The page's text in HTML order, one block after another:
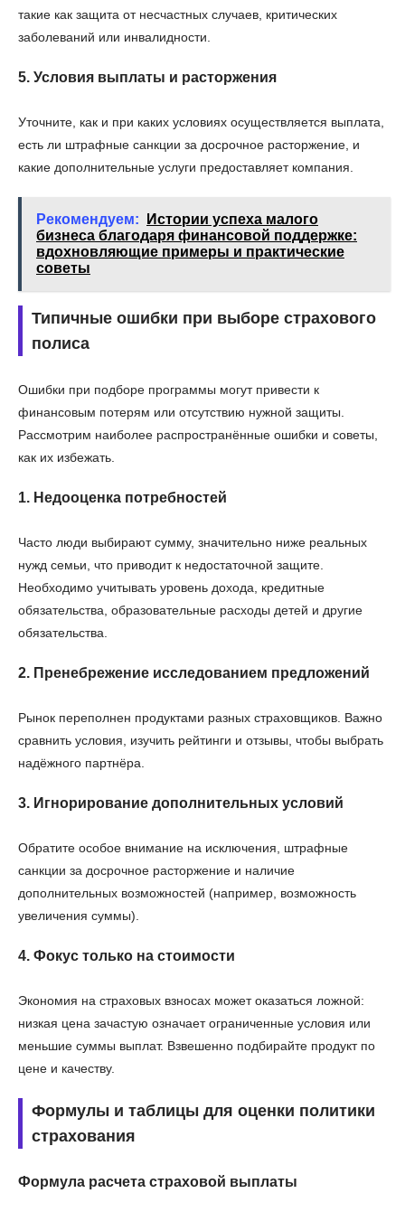
такие как защита от несчастных случаев, критических
заболеваний или инвалидности.
5. Условия выплаты и расторжения
Уточните, как и при каких условиях осуществляется выплата,
есть ли штрафные санкции за досрочное расторжение, и
какие дополнительные услуги предоставляет компания.
Рекомендуем:
Истории успеха малого
бизнеса благодаря финансовой поддержке:
вдохновляющие примеры и практические
советы
Типичные ошибки при выборе страхового
полиса
Ошибки при подборе программы могут привести к
финансовым потерям или отсутствию нужной защиты.
Рассмотрим наиболее распространённые ошибки и советы,
как их избежать.
1. Недооценка потребностей
Часто люди выбирают сумму, значительно ниже реальных
нужд семьи, что приводит к недостаточной защите.
Необходимо учитывать уровень дохода, кредитные
обязательства, образовательные расходы детей и другие
обязательства.
2. Пренебрежение исследованием предложений
Рынок переполнен продуктами разных страховщиков. Важно
сравнить условия, изучить рейтинги и отзывы, чтобы выбрать
надёжного партнёра.
3. Игнорирование дополнительных условий
Обратите особое внимание на исключения, штрафные
санкции за досрочное расторжение и наличие
дополнительных возможностей (например, возможность
увеличения суммы).
4. Фокус только на стоимости
Экономия на страховых взносах может оказаться ложной:
низкая цена зачастую означает ограниченные условия или
меньшие суммы выплат. Взвешенно подбирайте продукт по
цене и качеству.
Формулы и таблицы для оценки политики
страхования
Формула расчета страховой выплаты